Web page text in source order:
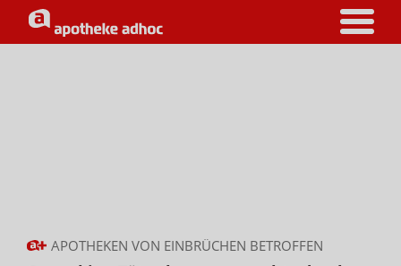
APOTHEKEN VON EINBRÜCHEN BETROFFEN